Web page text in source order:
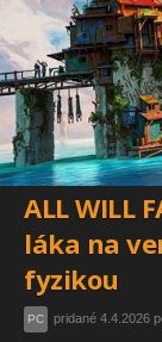
ALL WILL
láka na
fyzikou
PC pridané 4.4.2026